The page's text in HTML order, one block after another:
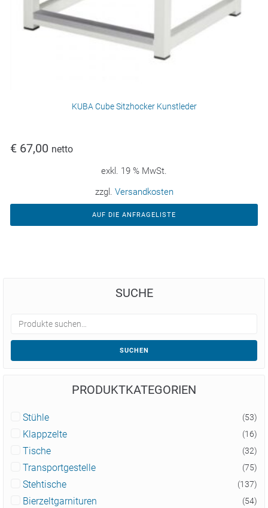
KUBA Cube Sitzhocker Kunstleder
€ 67,00 netto
exkl. 19 % MwSt.
zzgl. Versandkosten
AUF DIE ANFRAGELISTE
SUCHE
SUCHEN
PRODUKTKATEGORIEN
Stühle (53)
Klappzelte (16)
Tische (32)
Transportgestelle (75)
Stehtische (137)
Bierzeltgarnituren (54)